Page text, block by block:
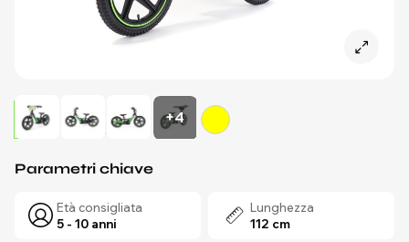
+4
Parametri chiave
Età consigliata
5 - 10 anni
Lunghezza
112 cm